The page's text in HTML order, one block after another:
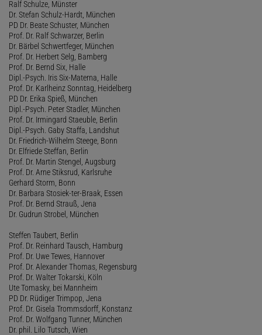
Ralf Schulze, Münster
Dr. Stefan Schulz-Hardt, München
PD Dr. Beate Schuster, München
Prof. Dr. Ralf Schwarzer, Berlin
Dr. Bärbel Schwertfeger, München
Prof. Dr. Herbert Selg, Bamberg
Prof. Dr. Bernd Six, Halle
Dipl.-Psych. Iris Six-Materna, Halle
Prof. Dr. Karlheinz Sonntag, Heidelberg
PD Dr. Erika Spieß, München
Dipl.-Psych. Peter Stadler, München
Prof. Dr. Irmingard Staeuble, Berlin
Dipl.-Psych. Gaby Staffa, Landshut
Dr. Friedrich-Wilhelm Steege, Bonn
Dr. Elfriede Steffan, Berlin
Prof. Dr. Martin Stengel, Augsburg
Prof. Dr. Arne Stiksrud, Karlsruhe
Gerhard Storm, Bonn
Dr. Barbara Stosiek-ter-Braak, Essen
Prof. Dr. Bernd Strauß, Jena
Dr. Gudrun Strobel, München
Steffen Taubert, Berlin
Prof. Dr. Reinhard Tausch, Hamburg
Prof. Dr. Uwe Tewes, Hannover
Prof. Dr. Alexander Thomas, Regensburg
Prof. Dr. Walter Tokarski, Köln
Ute Tomasky, bei Mannheim
PD Dr. Rüdiger Trimpop, Jena
Prof. Dr. Gisela Trommsdorff, Konstanz
Prof. Dr. Wolfgang Tunner, München
Dr. phil. Lilo Tutsch, Wien